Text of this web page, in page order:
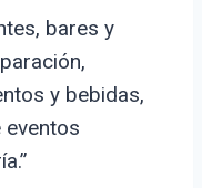
bares y
y bebidas,